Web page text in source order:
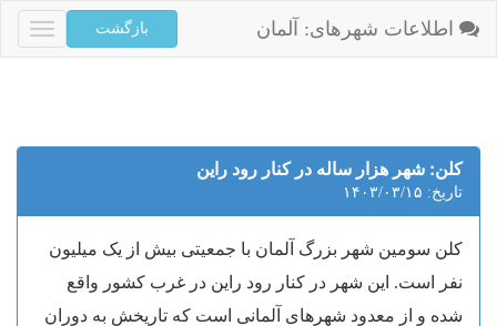
Toggle
اطلاعات شهرهای: آلمان
کلن: شهر هزار ساله در کنار رود راین
تاریخ: ۱۴۰۳/۰۳/۱۵
کلن سومین شهر بزرگ آلمان با جمعیتی بیش از یک میلیون
نفر است. این شهر در کنار رود راین در غرب کشور واقع
شده و از معدود شهرهای آلمانی است که تاریخش به دوران